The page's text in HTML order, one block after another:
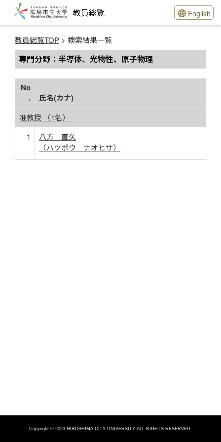
教員総覧 English
教員総覧TOP > 検索結果一覧
専門分野：半導体、光物性、原子物理
No
.
氏名(カナ)
准教授 （1名）
1
八方 直久
（ハツポウ ナオヒサ）
Copyright © 2023 HIROSHIMA CITY UNIVERSITY ALL RIGHTS RESERVED.